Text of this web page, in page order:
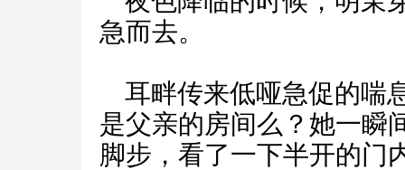
急而去。
耳畔传来低哑急促的
是父亲的房间么？她一瞬
脚步，看了一下半开的门